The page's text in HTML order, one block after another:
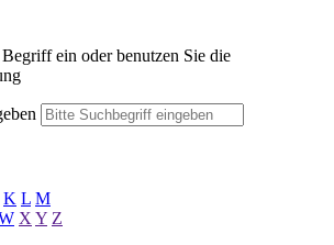
ein oder benutzen Sie die
K L M
XY Z